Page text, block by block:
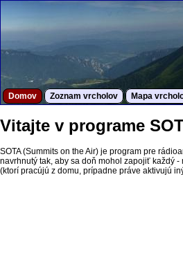
Domov Zoznam vrcholov Mapa
Vitajte v programe
SOTA (Summits on the Air) je program pre
navrhnutý tak, aby sa doň mohol zapojiť každý
(ktorí pracújú z domu, prípadne práve aktivujú